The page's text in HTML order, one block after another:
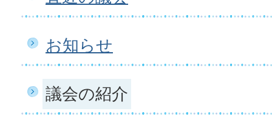
お知らせ
議会の紹介